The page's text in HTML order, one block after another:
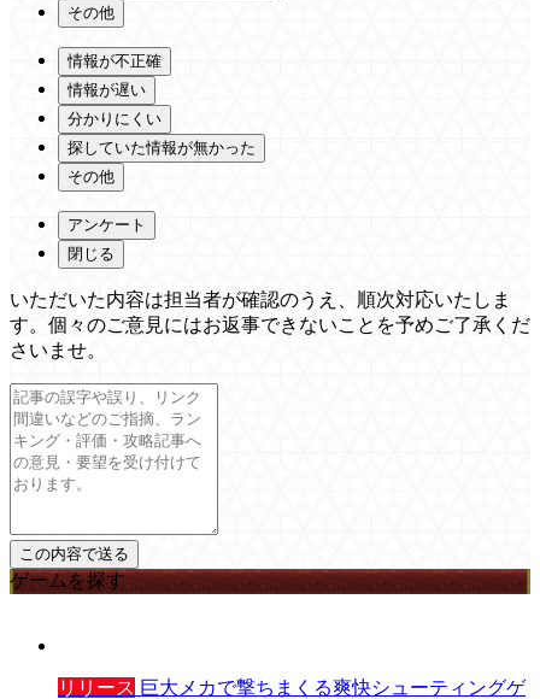
その他
情報が不正確
情報が遅い
分かりにくい
探していた情報が無かった
その他
アンケート
閉じる
いただいた内容は担当者が確認のうえ、順次対応いたしま
す。個々のご意見にはお返事できないことを予めご了承くだ
さいませ。
ゲームを探す
リリース 巨大メカで撃ちまくる爽快シューティングゲ